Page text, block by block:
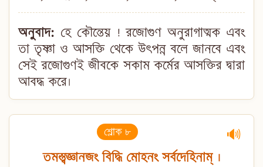
অনুবাদ: হে কৌন্তেয় ! রজোগুণ অনুরাগাত্মক এবং
তা তৃষ্ণা ও আসক্তি থেকে উৎপন্ন বলে জানবে এবং
সেই রজোগুণই জীবকে সকাম কর্মের আসক্তির দ্বারা
আবদ্ধ করে।
শ্লোক ৮ 🔊
তমস্ত্বজ্ঞানজং বিদ্ধি মোহনং সর্বদেহিনাম্ ।